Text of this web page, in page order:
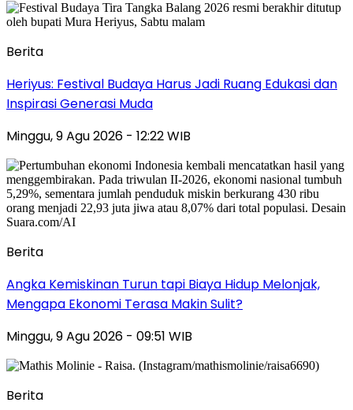
Berita
Heriyus: Festival Budaya Harus Jadi Ruang Edukasi dan
Inspirasi Generasi Muda
Minggu, 9 Agu 2026 - 12:22 WIB
Berita
Angka Kemiskinan Turun tapi Biaya Hidup Melonjak,
Mengapa Ekonomi Terasa Makin Sulit?
Minggu, 9 Agu 2026 - 09:51 WIB
Berita